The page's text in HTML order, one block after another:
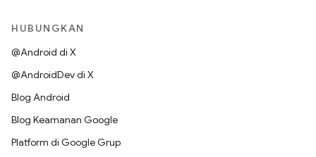
HUBUNGKAN
@Android di X
@AndroidDev di X
Blog Android
Blog Keamanan Google
Platform di Google Grup